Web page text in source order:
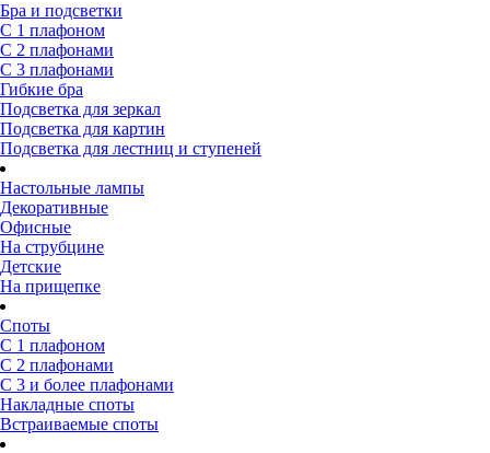
Бра и подсветки
С 1 плафоном
С 2 плафонами
С 3 плафонами
Гибкие бра
Подсветка для зеркал
Подсветка для картин
Подсветка для лестниц и ступеней
Настольные лампы
Декоративные
Офисные
На струбцине
Детские
На прищепке
Споты
С 1 плафоном
С 2 плафонами
С 3 и более плафонами
Накладные споты
Встраиваемые споты